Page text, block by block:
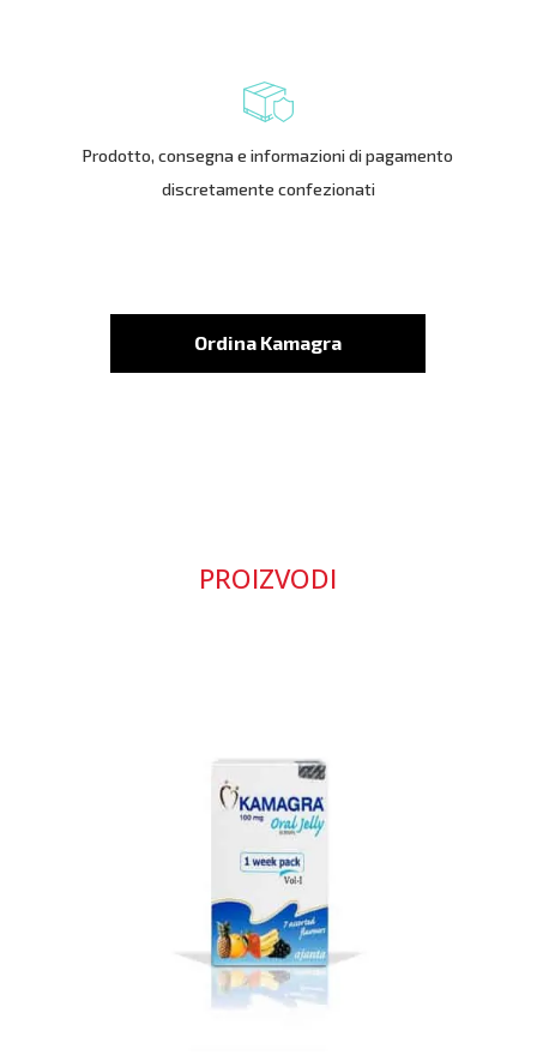
Prodotto, consegna e informazioni di pagamento
discretamente confezionati
Ordina Kamagra
PROIZVODI